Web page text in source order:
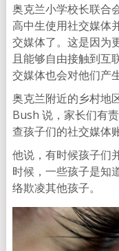
奥克兰小学校长联合
高中生使用社交媒体
交媒体了。这是因为
且能够自由接触到互
交媒体也会对他们产
奥克兰附近的乡村地
Bush 说，家长们有
查孩子们的社交媒体
他说，有时候孩子们
时候，一些孩子是知
络欺凌其他孩子。